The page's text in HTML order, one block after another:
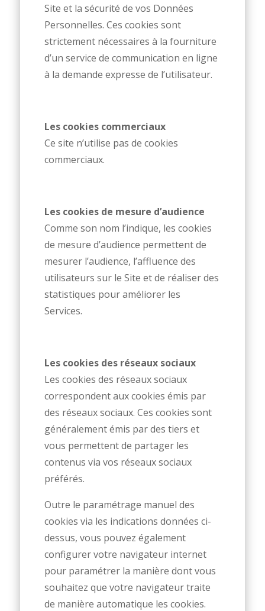
Site et la sécurité de vos Données
Personnelles. Ces cookies sont
strictement nécessaires à la fourniture
d’un service de communication en ligne
à la demande expresse de l’utilisateur.
Les cookies commerciaux
Ce site n’utilise pas de cookies
commerciaux.
Les cookies de mesure d’audience
Comme son nom l’indique, les cookies
de mesure d’audience permettent de
mesurer l’audience, l’affluence des
utilisateurs sur le Site et de réaliser des
statistiques pour améliorer les
Services.
Les cookies des réseaux sociaux
Les cookies des réseaux sociaux
correspondent aux cookies émis par
des réseaux sociaux. Ces cookies sont
généralement émis par des tiers et
vous permettent de partager les
contenus via vos réseaux sociaux
préférés.
Outre le paramétrage manuel des
cookies via les indications données ci-
dessus, vous pouvez également
configurer votre navigateur internet
pour paramétrer la manière dont vous
souhaitez que votre navigateur traite
de manière automatique les cookies.